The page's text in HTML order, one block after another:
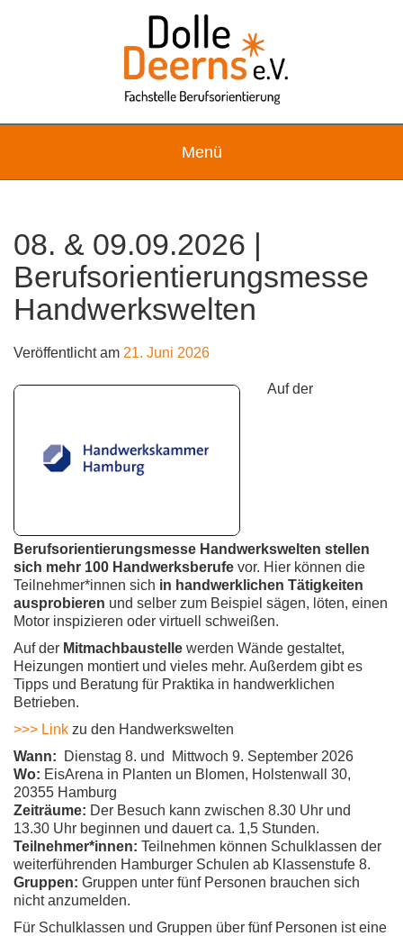
Menü
08. & 09.09.2026 |
Berufsorientierungsmesse
Handwerkswelten
Veröffentlicht am 21. Juni 2026
Auf der
Berufsorientierungsmesse Handwerkswelten stellen
sich mehr 100 Handwerksberufe vor. Hier können die
Teilnehmer*innen sich in handwerklichen Tätigkeiten
ausprobieren und selber zum Beispiel sägen, löten, einen
Motor inspizieren oder virtuell schweißen.
Auf der Mitmachbaustelle werden Wände gestaltet,
Heizungen montiert und vieles mehr. Außerdem gibt es
Tipps und Beratung für Praktika in handwerklichen
Betrieben.
>>> Link zu den Handwerkswelten
Wann:
Dienstag 8. und Mittwoch 9. September 2026
Wo: EisArena in Planten un Blomen, Holstenwall 30,
20355 Hamburg
Zeiträume: Der Besuch kann zwischen 8.30 Uhr und
13.30 Uhr beginnen und dauert ca. 1,5 Stunden.
Teilnehmer*innen: Teilnehmen können Schulklassen der
weiterführenden Hamburger Schulen ab Klassenstufe 8.
Gruppen: Gruppen unter fünf Personen brauchen sich
nicht anzumelden.
Für Schulklassen und Gruppen über fünf Personen ist eine